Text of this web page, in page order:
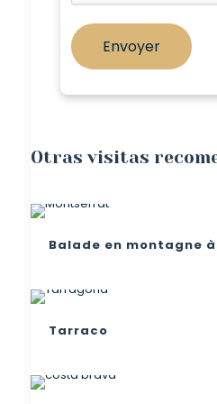
Otras visitas
Balade en montagne
Tarraco